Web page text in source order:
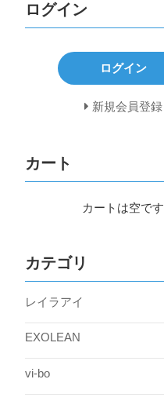
ログイン
ログイン
新規会員登録
カート
カートは空です
カテゴリ
レイラアイ
EXOLEAN
vi-bo